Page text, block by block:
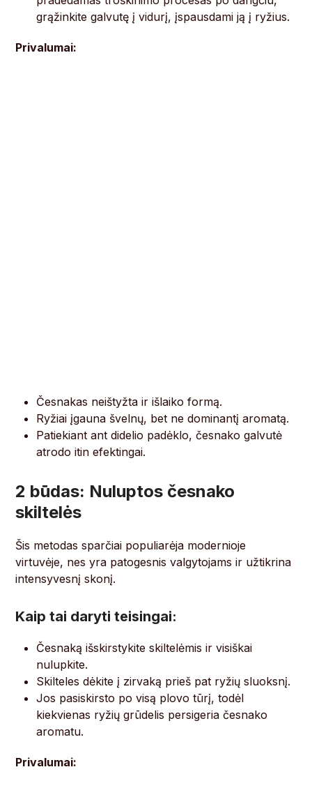
grąžinkite galvutę į vidurį, įspausdami ją į ryžius.
Privalumai:
Česnakas neištyžta ir išlaiko formą.
Ryžiai įgauna švelnų, bet ne dominantį aromatą.
Patiekiant ant didelio padėklo, česnako galvutė
atrodo itin efektingai.
2 būdas: Nuluptos česnako
skiltelės
Šis metodas sparčiai populiarėja modernioje
virtuvėje, nes yra patogesnis valgytojams ir užtikrina
intensyvesnį skonį.
Kaip tai daryti teisingai:
Česnaką išskirstykite skiltelėmis ir visiškai
nulupkite.
Skilteles dėkite į zirvaką prieš pat ryžių sluoksnį.
Jos pasiskirsto po visą plovo tūrį, todėl
kiekvienas ryžių grūdelis persigeria česnako
aromatu.
Privalumai: